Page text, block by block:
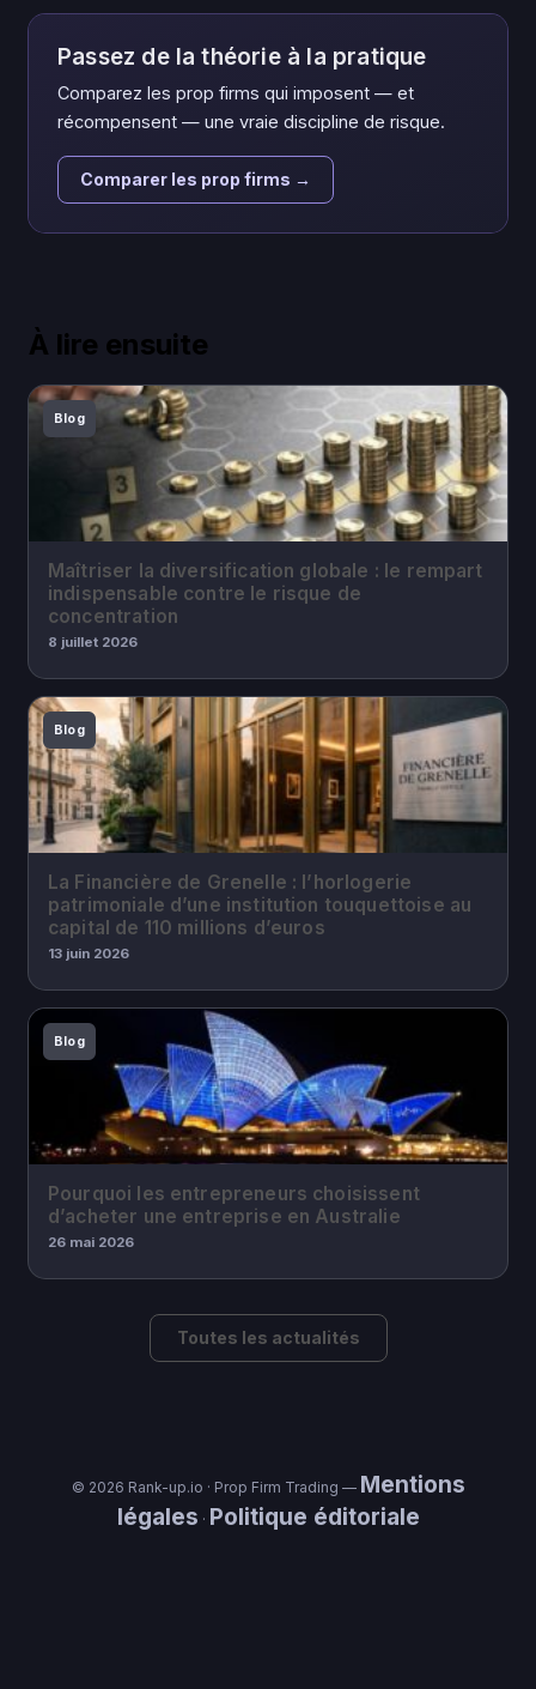
Passez de la théorie à la pratique
Comparez les prop firms qui imposent — et
récompensent — une vraie discipline de risque.
Comparer les prop firms →
À lire ensuite
Blog
Maîtriser la diversification globale : le rempart
indispensable contre le risque de
concentration
8 juillet 2026
Blog
La Financière de Grenelle : l’horlogerie
patrimoniale d’une institution touquettoise au
capital de 110 millions d’euros
13 juin 2026
Blog
Pourquoi les entrepreneurs choisissent
d’acheter une entreprise en Australie
26 mai 2026
Toutes les actualités
© 2026 Rank-up.io · Prop Firm Trading — Mentions
légales · Politique éditoriale